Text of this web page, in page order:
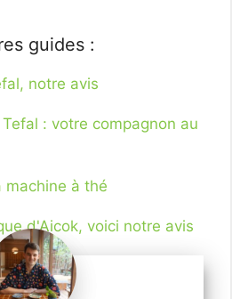
guides :
notre avis
: votre compagnon au
machine à thé
d'Aicok, voici notre avis